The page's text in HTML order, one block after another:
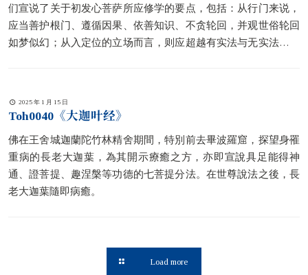
们宣说了关于初发心菩萨所应修学的要点，包括：从行门来说，
应当善护根门、遵循因果、依善知识、不贪轮回，并观世俗轮回
如梦似幻；从入定位的立场而言，则应超越有实法与无实法之对
2025 年 1 月 15 日
Toh0040《大迦叶经》
佛在王舍城迦蘭陀竹林精舍期間，特別前去畢波羅窟，探望身罹
重病的長老大迦葉，為其開示療癒之方，亦即宣說具足能得神
通、證菩提、趣涅槃等功德的七菩提分法。在世尊說法之後，長
老大迦葉隨即病癒。
Load more